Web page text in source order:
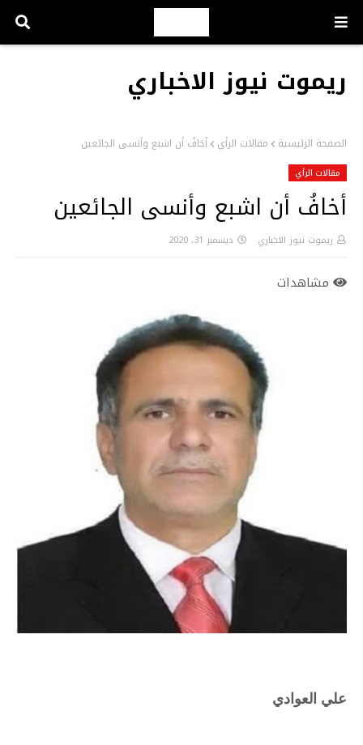
ريموت نيوز الاخباري
الصفحة الرئيسية مقالات الرأي أخافُ أن اشبع وأنسى الجائعين
مقالات الرأي
أخافُ أن اشبع وأنسى الجائعين
ريموت نيوز الاخباري ديسمبر 31, 2020
مشاهدات
علي العوادي